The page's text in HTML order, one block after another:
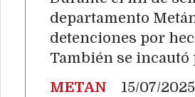
departamento
detenciones por
También se
METAN
15/07/2025